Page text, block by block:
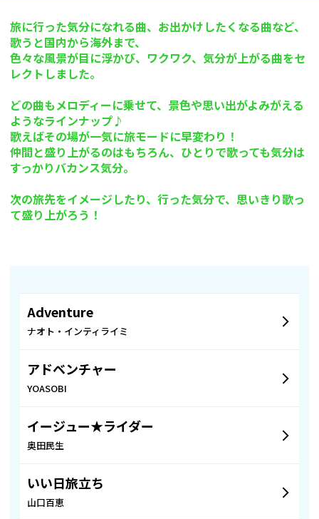
旅に行った気分になれる曲、お出かけしたくなる曲など、
歌うと国内から海外まで、
色々な風景が目に浮かび、ワクワク、気分が上がる曲をセ
レクトしました。
どの曲もメロディーに乗せて、景色や思い出がよみがえる
ようなラインナップ♪
歌えばその場が一気に旅モードに早変わり！
仲間と盛り上がるのはもちろん、ひとりで歌っても気分は
すっかりバカンス気分。
次の旅先をイメージしたり、行った気分で、思いきり歌っ
て盛り上がろう！
Adventure
ナオト・インティライミ
アドベンチャー
YOASOBI
イージュー★ライダー
奥田民生
いい日旅立ち
山口百恵